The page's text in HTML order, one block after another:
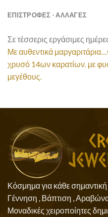
ΕΠΙΣΤΡΟΦΕΣ - ΑΛΛΑΓΕΣ
Σε τέσσερις εργάσιμες
Με αυθεντικά
χρυσό 14ων καρατίων. με
μεγέθους.
Κόσμημα για κάθε σημαντική
Γέννηση , Βάπτιση ,
Μοναδικές χειροποίητες